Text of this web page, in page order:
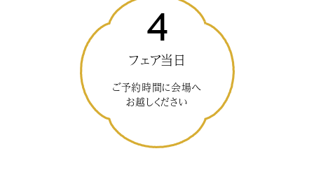
4
フェア当日
ご予約時間に会場へ
お越しください